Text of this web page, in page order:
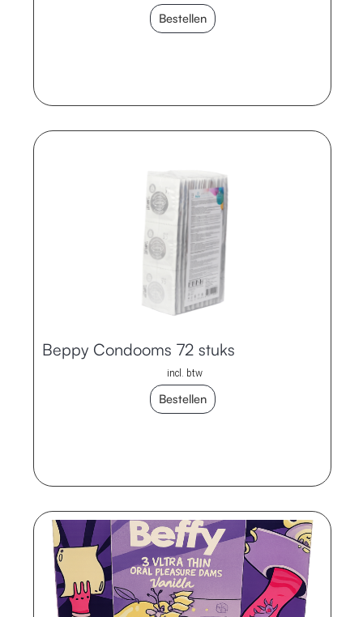
Bestellen
Beppy Condooms 72 stuks
incl. btw
Bestellen